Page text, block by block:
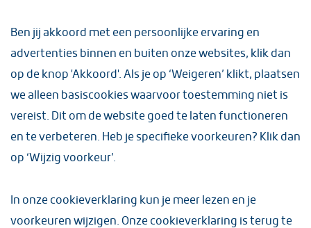
Ben jij akkoord met een persoonlijke ervaring en
advertenties binnen en buiten onze websites, klik dan
op de knop 'Akkoord'. Als je op ‘Weigeren’ klikt, plaatsen
we alleen basiscookies waarvoor toestemming niet is
vereist. Dit om de website goed te laten functioneren
en te verbeteren. Heb je specifieke voorkeuren? Klik dan
op ‘Wijzig voorkeur’.
In onze cookieverklaring kun je meer lezen en je
voorkeuren wijzigen. Onze cookieverklaring is terug te
Mis het niet: tickets voor de Pro
League Hockey
De FIH Hockey Pro League 2025/2026 strijkt
van 13 t/m 21 juni 2026 neer bij HC Rotterdam.
De Oranje Dames én Heren spelen hier hun
thuiswedstrijden. De dames komen in actie
tegen Ierland en Spanje en de heren tegen
Duitsland en India.
actie live staat.